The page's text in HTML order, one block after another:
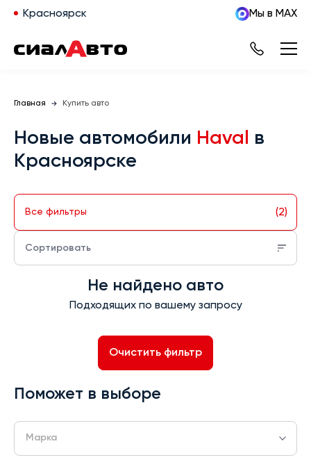
Красноярск Мы в MAX
Главная Купить авто
Новые автомобили Haval
в
Красноярске
Все фильтры (2)
Сортировать
Не найдено авто
Подходящих по вашему запросу
Очистить фильтр
Поможет в выборе
Марка